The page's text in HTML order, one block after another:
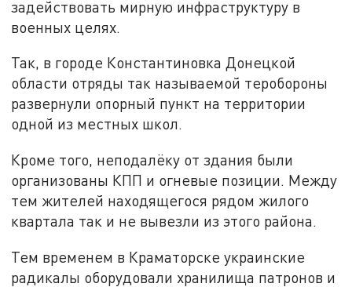
задействовать мирную инфраструктуру в
военных целях.
Так, в городе Константиновка Донецкой
области отряды так называемой теробороны
развернули опорный пункт на территории
одной из местных школ.
Кроме того, неподалёку от здания были
организованы КПП и огневые позиции. Между
тем жителей находящегося рядом жилого
квартала так и не вывезли из этого района.
Тем временем в Краматорске украинские
радикалы оборудовали хранилища патронов и